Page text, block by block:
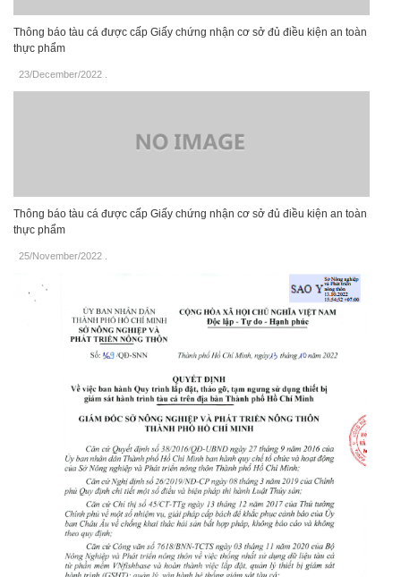
Thông báo tàu cá được cấp Giấy chứng nhận cơ sở đủ điều kiện an toàn
thực phẩm
23/December/2022
Thông báo tàu cá được cấp Giấy chứng nhận cơ sở đủ điều kiện an toàn
thực phẩm
25/November/2022